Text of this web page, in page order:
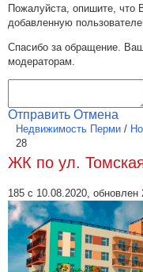
Пожалуйста, опишите, что
добавленную
Спасибо за обращение.
модераторам.
Отправить Отмена
Недвижимость Перми /
28
ЖК по ул.
185 с 10.08.2020, обновлен